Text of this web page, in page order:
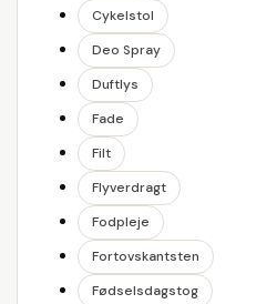
Cykelstol
Deo Spray
Duftlys
Fade
Filt
Flyverdragt
Fodpleje
Fortovskantsten
Fødselsdagstog